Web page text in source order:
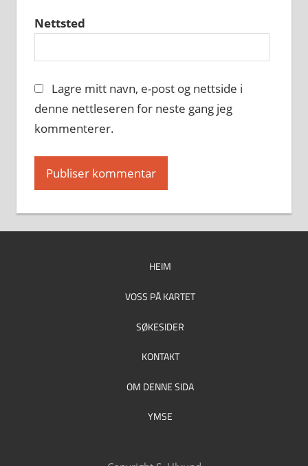
Nettsted
Lagre mitt navn, e-post og nettside i
denne nettleseren for neste gang jeg
kommenterer.
HEIM
VOSS PÅ KARTET
SØKESIDER
KONTAKT
OM DENNE SIDA
YMSE